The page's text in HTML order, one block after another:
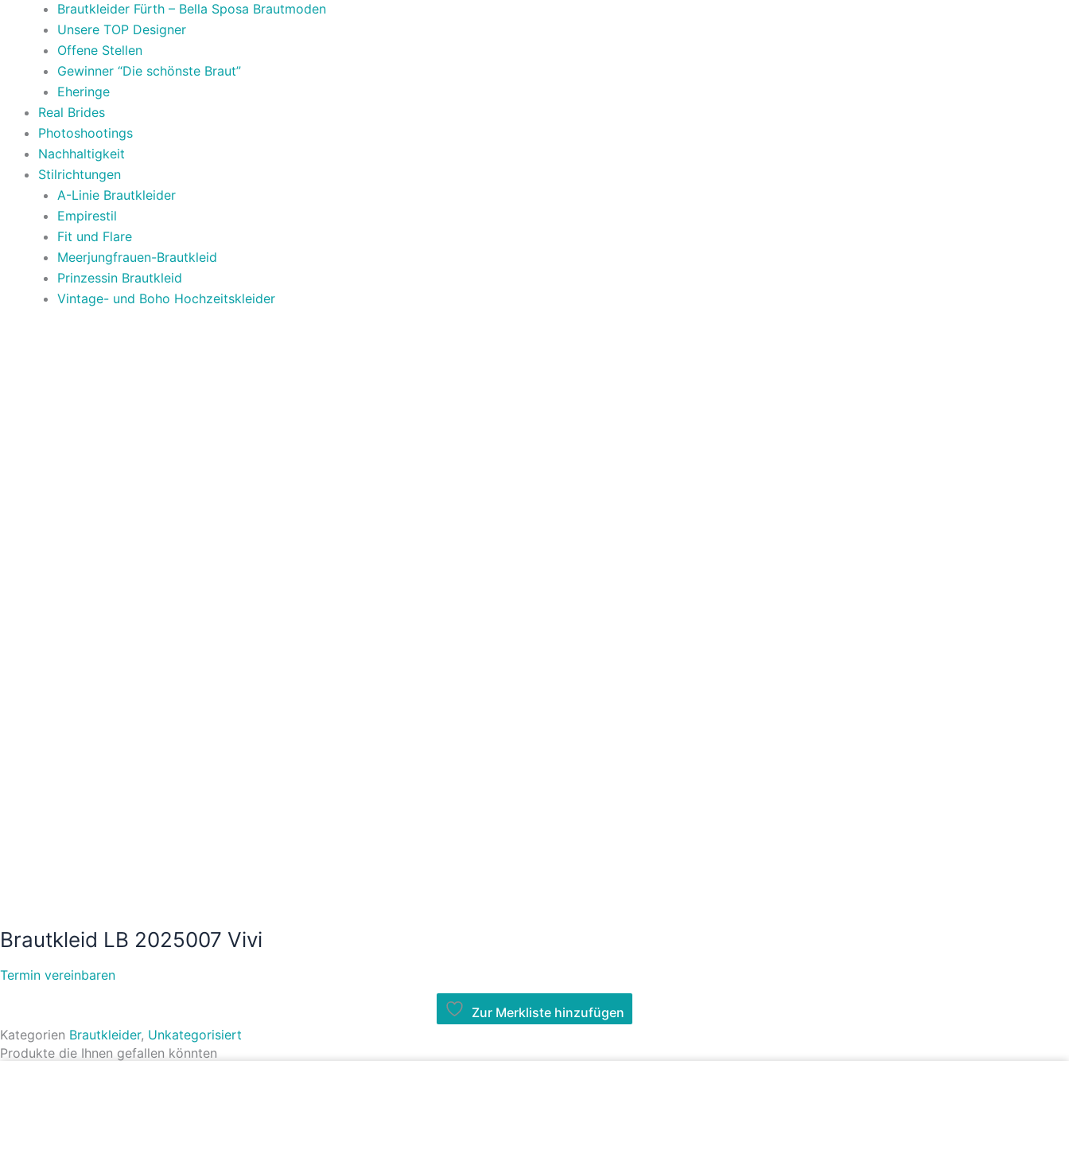
Brautkleider Fürth – Bella Sposa Brautmoden
Unsere TOP Designer
Offene Stellen
Gewinner “Die schönste Braut”
Eheringe
Real Brides
Photoshootings
Nachhaltigkeit
Stilrichtungen
A-Linie Brautkleider
Empirestil
Fit und Flare
Meerjungfrauen-Brautkleid
Prinzessin Brautkleid
Vintage- und Boho Hochzeitskleider
Brautkleid LB 2025007 Vivi
Termin vereinbaren
Zur Merkliste hinzufügen
Kategorien Brautkleider, Unkategorisiert
Produkte die Ihnen gefallen könnten